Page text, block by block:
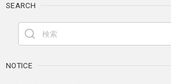
SEARCH
NOTICE